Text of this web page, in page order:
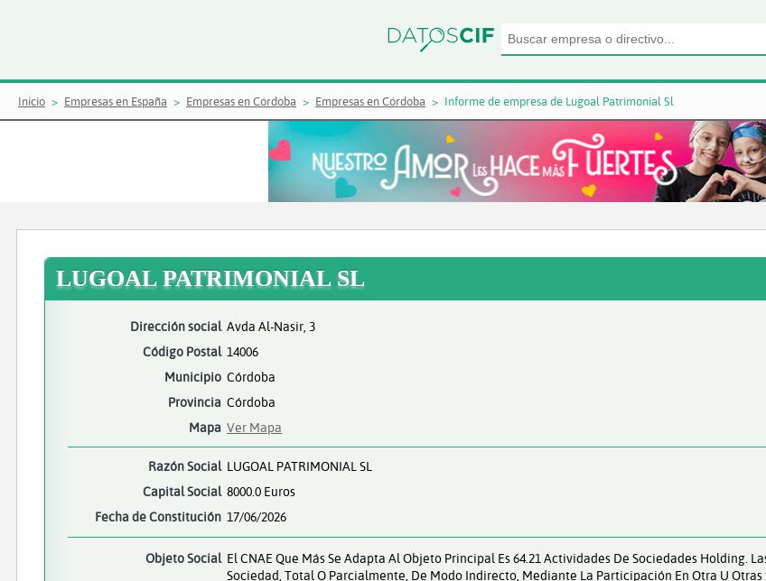
Inicio Empresas en España Empresas en Córdoba Empresas en Córdoba Informe de empresa de Lugoal Patrimonial Sl
LUGOAL PATRIMONIAL SL
Dirección social Avda Al-Nasir, 3
Código Postal 14006
Municipio Córdoba
Provincia Córdoba
Mapa Ver Mapa
Razón Social LUGOAL PATRIMONIAL SL
Capital Social 8000.0 Euros
Fecha de Constitución 17/06/2026
Objeto Social El CNAE Que Más Se Adapta Al Objeto Principal Es 64.21 Actividades De Sociedades Holding.
Sociedad, Total O Parcialmente, De Modo Indirecto, Mediante La Participación En Otra U